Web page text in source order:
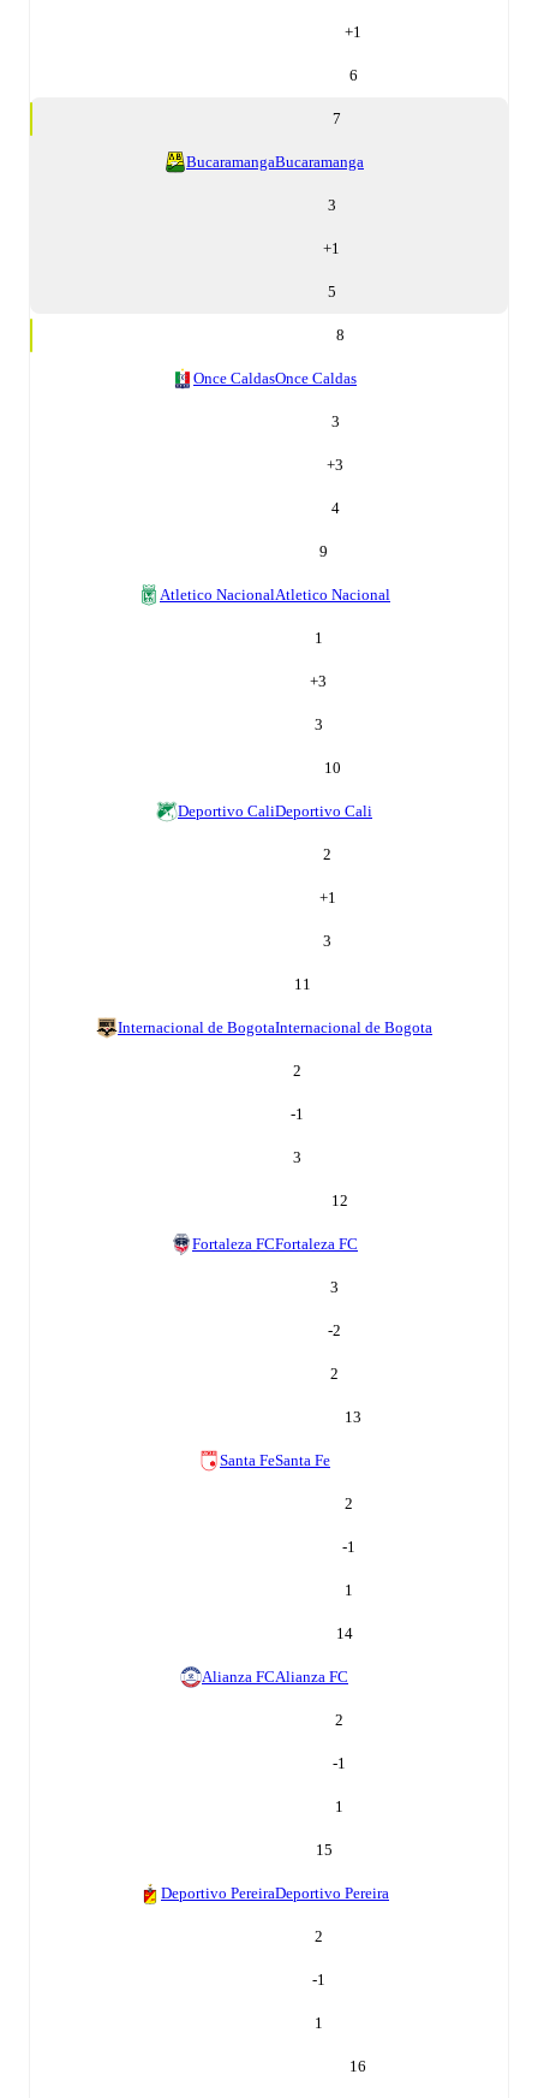
+1
6
7
BucaramangaBucaramanga
3
+1
5
8
Once CaldasOnce Caldas
3
+3
4
9
Atletico NacionalAtletico Nacional
1
+3
3
10
Deportivo CaliDeportivo Cali
2
+1
3
11
Internacional de BogotaInternacional de Bogota
2
-1
3
12
Fortaleza FCFortaleza FC
3
-2
2
13
Santa FeSanta Fe
2
-1
1
14
Alianza FCAlianza FC
2
-1
1
15
Deportivo PereiraDeportivo Pereira
2
-1
1
16